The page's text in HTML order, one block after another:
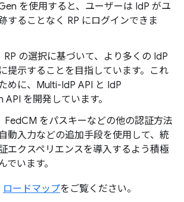
を使用すると、ユーザーは IdP がユ
することなく RP にログインできま
RP の選択に基づいて、より多くの IdP
提示することを目指しています。これ
めに、Multi-IdP API と IdP
を開発しています。
FedCM をパスキーなどの他の認証方法
動入力などの追加手段を使用して、統
エクスペリエンスを導入するよう積極
でいます。
ロードマップをご覧ください。